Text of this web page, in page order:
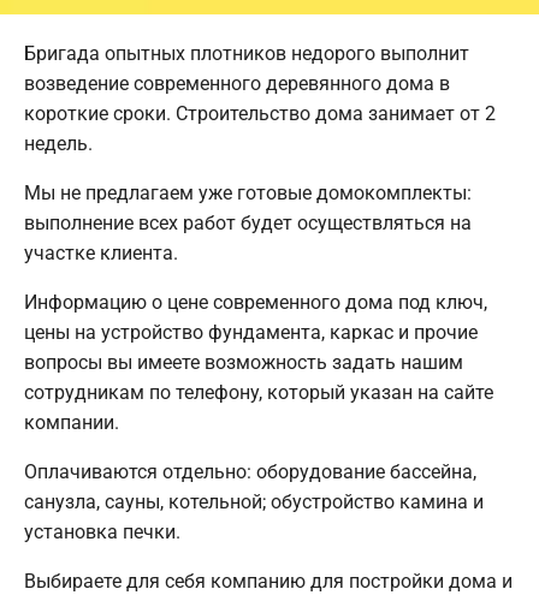
Бригада опытных плотников недорого выполнит
возведение современного деревянного дома в
короткие сроки. Строительство дома занимает от 2
недель.
Мы не предлагаем уже готовые домокомплекты:
выполнение всех работ будет осуществляться на
участке клиента.
Информацию о цене современного дома под ключ,
цены на устройство фундамента, каркас и прочие
вопросы вы имеете возможность задать нашим
сотрудникам по телефону, который указан на сайте
компании.
Оплачиваются отдельно: оборудование бассейна,
санузла, сауны, котельной; обустройство камина и
установка печки.
Выбираете для себя компанию для постройки дома и